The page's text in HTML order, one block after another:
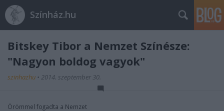
Színház.hu
Bitskey Tibor a Nemzet Színésze:
"Nagyon boldog vagyok"
szinhazhu • 2014. szeptember 30.
Örömmel fogadta a Nemzet